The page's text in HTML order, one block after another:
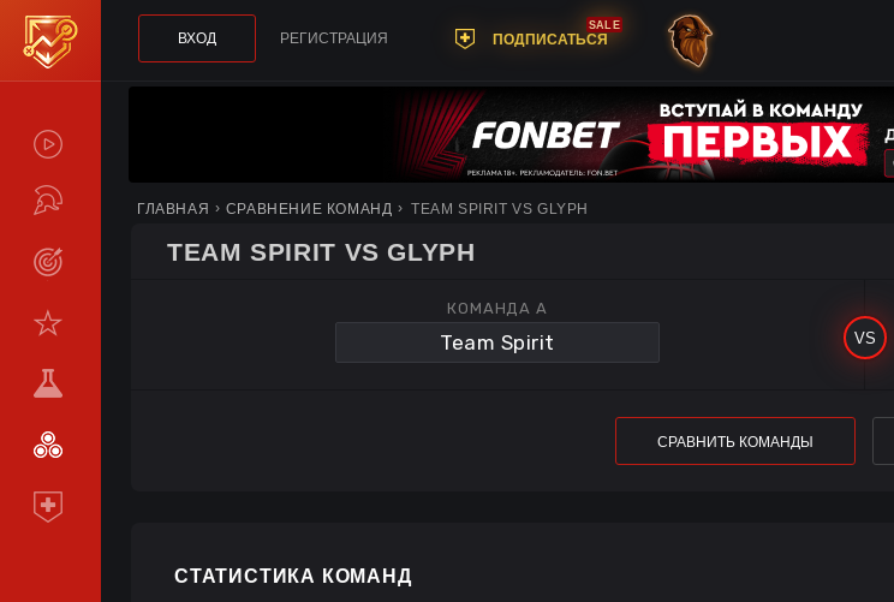
ТУРНИРЫ
КОМАНДЫ
ВХОД РЕГИСТРАЦИЯ ПОДПИСАТЬСЯ
SALE
ГЛАВНАЯ СРАВНЕНИЕ КОМАНД TEAM SPIRIT VS GLYPH
TEAM SPIRIT VS GLYPH
КОМАНДА A
СРАВНИТЬ КОМАНДЫ
СТАТИСТИКА КОМАНД